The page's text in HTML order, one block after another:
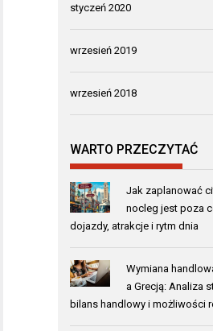
styczeń 2020
wrzesień 2019
wrzesień 2018
WARTO PRZECZYTAĆ
Jak zaplanować
nocleg jest poza
dojazdy, atrakcje i rytm dnia
Wymiana
a Grecją: Analiza
bilans handlowy i możliwości